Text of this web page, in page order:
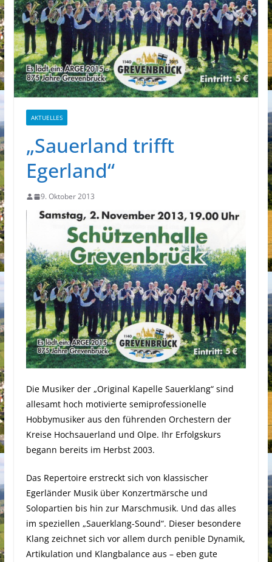
AKTUELLES
„Sauerland trifft
Egerland“
9. Oktober 2013
Die Musiker der „Original Kapelle Sauerklang“ sind
allesamt hoch motivierte semiprofessionelle
Hobbymusiker aus den führenden Orchestern der
Kreise Hochsauerland und Olpe. Ihr Erfolgskurs
begann bereits im Herbst 2003.
Das Repertoire erstreckt sich von klassischer
Egerländer Musik über Konzertmärsche und
Solopartien bis hin zur Marschmusik. Und das alles
im speziellen „Sauerklang-Sound“. Dieser besondere
Klang zeichnet sich vor allem durch penible Dynamik,
Artikulation und Klangbalance aus – eben gute